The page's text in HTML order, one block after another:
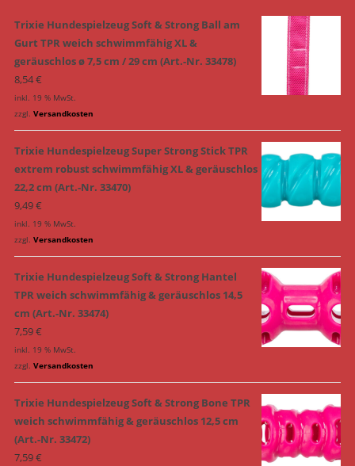
Trixie Hundespielzeug Soft & Strong Ball am
Gurt TPR weich schwimmfähig XL &
geräuschlos ø 7,5 cm / 29 cm (Art.-Nr. 33478)
8,54€
inkl. 19 % MwSt.
zzgl. Versandkosten
Trixie Hundespielzeug Super Strong Stick TPR
extrem robust schwimmfähig XL & geräuschlos
22,2 cm (Art.-Nr. 33470)
9,49€
inkl. 19 % MwSt.
zzgl. Versandkosten
Trixie Hundespielzeug Soft & Strong Hantel
TPR weich schwimmfähig & geräuschlos 14,5
cm (Art.-Nr. 33474)
7,59€
inkl. 19 % MwSt.
zzgl. Versandkosten
Trixie Hundespielzeug Soft & Strong Bone TPR
weich schwimmfähig & geräuschlos 12,5 cm
(Art.-Nr. 33472)
7,59€